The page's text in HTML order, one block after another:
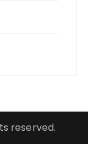
reserved.